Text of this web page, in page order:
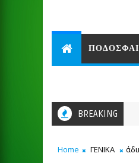
BREAKING
Home ΓΕΝΙΚΑ